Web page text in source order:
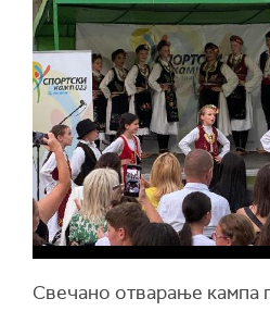
Свечано отварање кампа